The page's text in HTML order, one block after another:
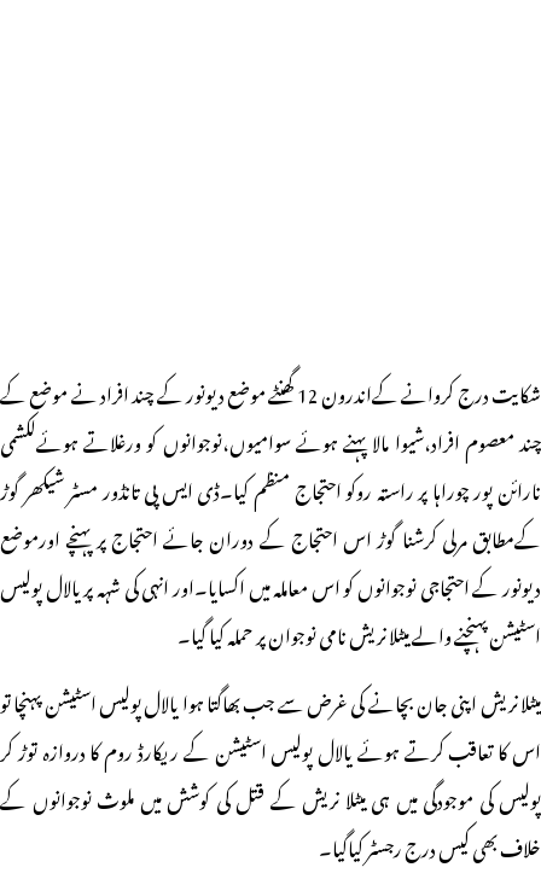
شکایت درج کروانے کےاندرون 12 گھنٹے موضع دیونور کے چند افراد نے موضع کے
چند معصوم افراد،شیوا مالا پہنے ہوئے سوامیوں،نوجوانوں کو ورغلاتے ہوئےلکشمی
نارائن پور چوراہا پر راستہ روکو احتجاج منظم کیا۔ڈی ایس پی تانڈور مسٹر شیکھر گوڑ
کےمطابق مرلی کرشنا گوڑ اس احتجاج کے دوران جائے احتجاج پر پہنچے اورموضع
دیونور کے احتجاجی نوجوانوں کو اس معاملہ میں اکسایا۔اور انہی کی شہہ پر یالال پولیس
اسٹیشن پہنچنے والے میٹلا نریش نامی نوجوان پر حملہ کیا گیا۔
میٹلا نریش اپنی جان بچانے کی غرض سے جب بھاگتا ہوا یالال پولیس اسٹیشن پہنچا تو
اس کا تعاقب کرتے ہوئے یالال پولیس اسٹیشن کے ریکارڈ روم کا دروازہ توڑ کر
پولیس کی موجودگی میں ہی میٹلا نریش کے قتل کی کوشش میں ملوث نوجوانوں کے
خلاف بھی کیس درج رجسٹر کیاگیا۔